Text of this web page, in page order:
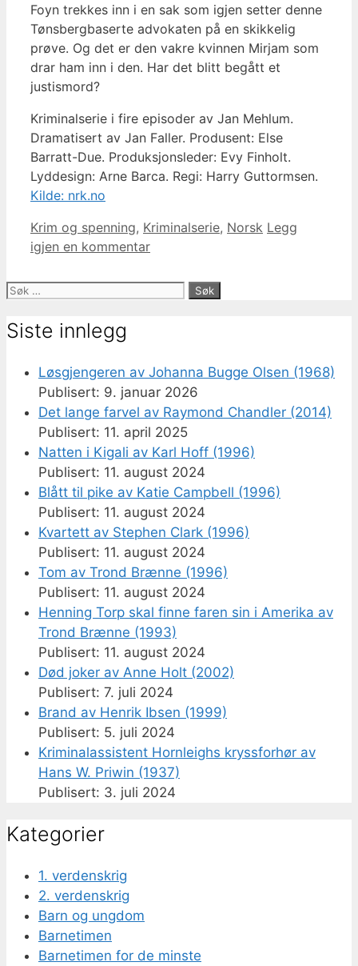
Foyn trekkes inn i en sak som igjen setter denne
Tønsbergbaserte advokaten på en skikkelig
prøve. Og det er den vakre kvinnen Mirjam som
drar ham inn i den. Har det blitt begått et
justismord?
Kriminalserie i fire episoder av Jan Mehlum.
Dramatisert av Jan Faller. Produsent: Else
Barratt-Due. Produksjonsleder: Evy Finholt.
Lyddesign: Arne Barca. Regi: Harry Guttormsen.
Kilde: nrk.no
Kategorier
Krim og spenning, Kriminalserie, Norsk Legg
igjen en kommentar
Søk
Siste innlegg
Løsgjengeren av Johanna Bugge Olsen (1968)
9. januar 2026
Det lange farvel av Raymond Chandler (2014)
11. april 2025
Natten i Kigali av Karl Hoff (1996)
11. august 2024
Blått til pike av Katie Campbell (1996)
11. august 2024
Kvartett av Stephen Clark (1996)
11. august 2024
Tom av Trond Brænne (1996)
11. august 2024
Henning Torp skal finne faren sin i Amerika av
Trond Brænne (1993)
11. august 2024
Død joker av Anne Holt (2002)
7. juli 2024
Brand av Henrik Ibsen (1999)
5. juli 2024
Kriminalassistent Hornleighs kryssforhør av
Hans W. Priwin (1937)
3. juli 2024
Kategorier
1. verdenskrig
2. verdenskrig
Barn og ungdom
Barnetimen
Barnetimen for de minste